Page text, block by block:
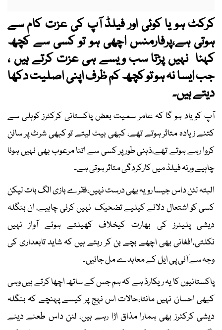
کرکٹ ہو یا کوئی اور فیلڈ آپ کی عزت کام سے
ہوتی ہے،پرفارمنس اچھی ہو تو کسی سے کچھ
کہنا نہیں پڑتا سب ویسے ہی عزت کرتے ہیں ،
جب ایسا نہ ہو تو کچھ کم ظرف اپنی اصلیت دکھا
دیتے ہیں۔
آپ کو یاد ہو گا کہ عامر سمیت بعض پاکستانی کرکٹرز کوہلی سے
کتنے زیادہ متاثر ہوتے تھے، کبھی بیٹ لیتے تو کبھی شرٹ پر سائن
کروا رہے ہوتے تھے،ذہنی طور پر کسی سے اتنا مرعوب بھی نہیں ہونا
چاہیے ورنہ فیلڈ میں کارکردگی متاثر ہوتی ہے۔
البتہ لٹن داس جیسا رویہ بھی درست نہیں،فقرے بازی الگ بات لیکن
کسی کو اشتعال دلانے کیلیے تضحیک نہیں کرنی چاہیے، ان بنگلہ
دیشی پلیئرز کی بھارت کیخلاف کھیلتے ہوئے آواز نہیں
نکلتی،افغانی بھی اچھے بچے بن کر رہتے ہیں کہ شاید تابعداری کی
وجہ سے آئی پی ایل کے معاہدے مل جائیں۔
پاکستانیوں کا یہ ریکارڈ ہے کہ ہم جس کے ساتھ اچھا کرتے ہیں وہی
کبھی احسان نہیں مانتا،حالات اس نہج پر کیسے پہنچے کہ بنگلہ
دیشی کرکٹرز بھی ہمارا مذاق اڑا رہے ہیں، لٹن داس طعنے دینے